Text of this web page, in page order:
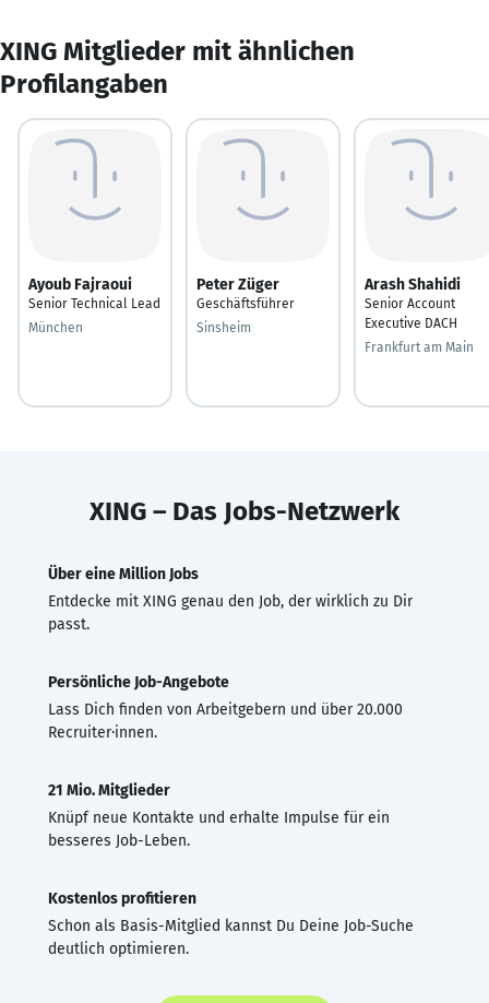
XING Mitglieder mit ähnlichen
Profilangaben
Ayoub Fajraoui
Senior Technical Lead
München
Peter Züger
Geschäftsführer
Sinsheim
Arash Shahidi
Senior Account
Executive DACH
Frankfurt am Main
XING – Das Jobs-Netzwerk
Über eine Million Jobs
Entdecke mit XING genau den Job, der wirklich zu Dir
passt.
Persönliche Job-Angebote
Lass Dich finden von Arbeitgebern und über 20.000
Recruiter·innen.
21 Mio. Mitglieder
Knüpf neue Kontakte und erhalte Impulse für ein
besseres Job-Leben.
Kostenlos profitieren
Schon als Basis-Mitglied kannst Du Deine Job-Suche
deutlich optimieren.